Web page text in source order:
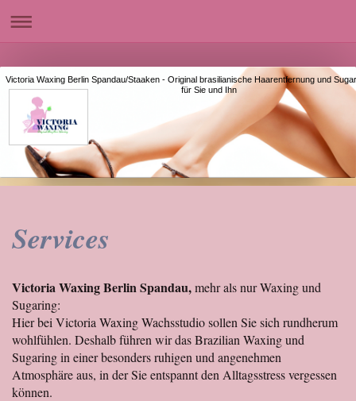
Victoria Waxing Berlin Spandau/Staaken - Original brasilianische Haarentfernung
für Sie und Ihn
Services
Victoria Waxing Berlin Spandau,mehr als nur Waxing und
Sugaring:
Hier bei Victoria Waxing Wachsstudio sollen Sie sich rundherum
wohlfühlen. Deshalb führen wir das Brazilian Waxing und
Sugaring in einer besonders ruhigen und angenehmen
Atmosphäre aus, in der Sie entspannt den Alltagsstress vergessen
können.